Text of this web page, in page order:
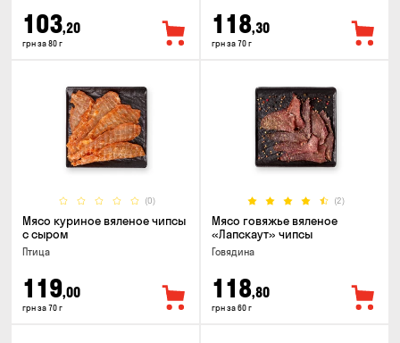
103,20
грн за 80 г
118,30
грн за 70 г
(0)
Мясо куриное вяленое чипсы
с сыром
Птица
119,00
грн за 70 г
(2)
Мясо говяжье вяленое
«Лапскаут» чипсы
Говядина
118,80
грн за 60 г